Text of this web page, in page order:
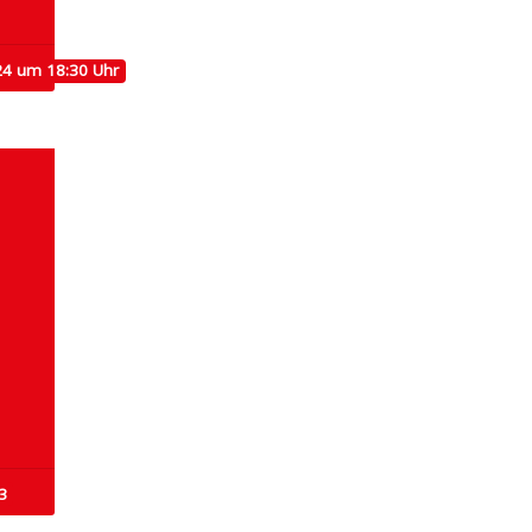
um 18:30 Uhr